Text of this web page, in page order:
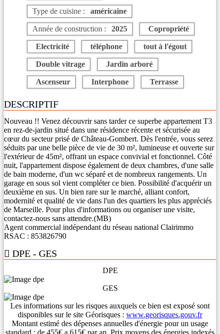
Type de cuisine : américaine
Année de construction : 2025 Copropriété
Electricité téléphone tout à l'égout
Double vitrage Jardin arboré
Ascenseur Interphone Terrasse
DESCRIPTIF
Nouveau !! Venez découvrir sans tarder ce superbe appartement T3
en rez-de-jardin situé dans une résidence récente et sécurisée au
cœur du secteur prisé de Château-Gombert. Dès l'entrée, vous serez
séduits par une belle pièce de vie de 30 m², lumineuse et ouverte sur
l'extérieur de 45m², offrant un espace convivial et fonctionnel. Côté
nuit, l'appartement dispose également de deux chambres, d'une salle
de bain moderne, d'un wc séparé et de nombreux rangements. Un
garage en sous sol vient compléter ce bien. Possibilité d'acquérir un
deuxième en sus. Un bien rare sur le marché, alliant confort,
modernité et qualité de vie dans l'un des quartiers les plus appréciés
de Marseille. Pour plus d'informations ou organiser une visite,
contactez-nous sans attendre.(MB)
Agent commercial indépendant du réseau national Clairimmo
RSAC : 853826790
DPE - GES
DPE
GES
Les informations sur les risques auxquels ce bien est exposé sont
disponibles sur le site Géorisques : www.georisques.gouv.fr
Montant estimé des dépenses annuelles d'énergie pour un usage
standard : de 455€ a 615€ par an. Prix moyens des énergies indexés